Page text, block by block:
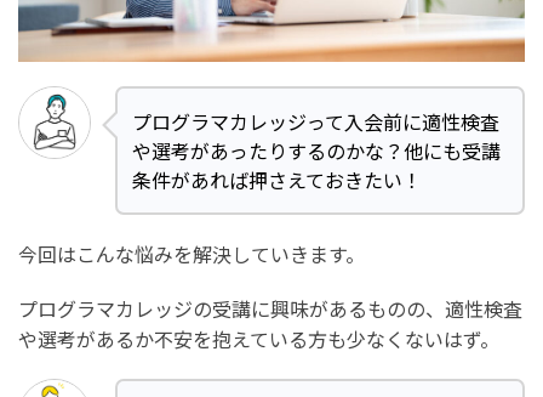
プログラマカレッジって入会前に適性検査
や選考があったりするのかな？他にも受講
条件があれば押さえておきたい！
今回はこんな悩みを解決していきます。
プログラマカレッジの受講に興味があるものの、適性検査
や選考があるか不安を抱えている方も少なくないはず。